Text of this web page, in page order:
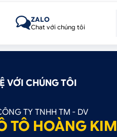
ZALO
Chat với chúng tôi
VỚI CHÚNG TÔI
TY TNHH TM - DV
TÔ HOÀNG KIM